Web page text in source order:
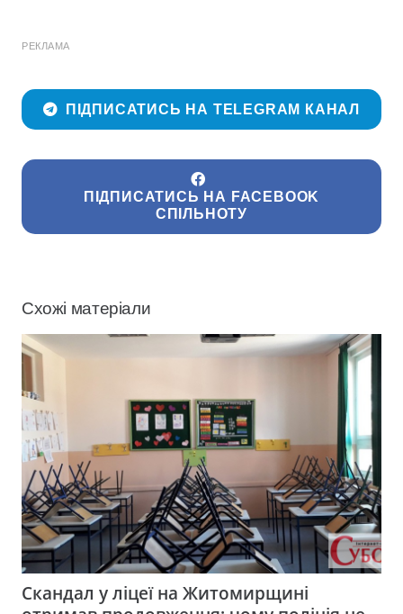
РЕКЛАМА
ПІДПИСАТИСЬ НА TELEGRAM КАНАЛ
ПІДПИСАТИСЬ НА FACEBOOK
СПІЛЬНОТУ
Схожі матеріали
Скандал у ліцеї на Житомирщині